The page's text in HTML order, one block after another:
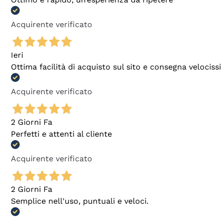
Acquirente verificato
Ieri
Ottima facilità di acquisto sul sito e consegna
Acquirente verificato
2 Giorni Fa
Perfetti e attenti al cliente
Acquirente verificato
2 Giorni Fa
Semplice nell'uso, puntuali e veloci.